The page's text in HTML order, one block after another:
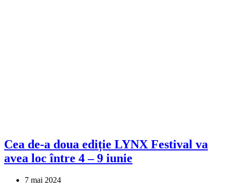
Cea de-a doua ediție LYNX Festival va
avea loc între 4 – 9 iunie
7 mai 2024